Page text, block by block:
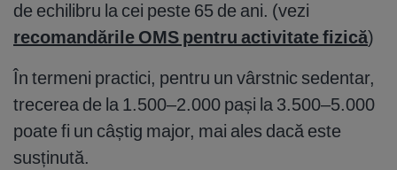
de echilibru la cei peste 65 de ani. (vezi
recomandările OMS pentru activitate fizică)
În termeni practici, pentru un vârstnic sedentar,
trecerea de la 1.500–2.000 pași la 3.500–5.000
poate fi un câștig major, mai ales dacă este
susținută.